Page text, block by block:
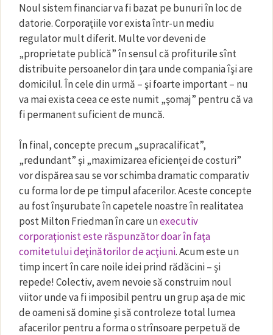
Noul sistem financiar va fi bazat pe bunuri în loc de
datorie. Corporaţiile vor exista într-un mediu
regulator mult diferit. Multe vor deveni de
„proprietate publică” în sensul că profiturile sînt
distribuite persoanelor din ţara unde compania îşi are
domicilul. În cele din urmă – şi foarte important – nu
va mai exista ceea ce este numit „şomaj” pentru că va
fi permanent suficient de muncă.
În final, concepte precum „supracalificat”,
„redundant” şi „maximizarea eficienţei de costuri”
vor dispărea sau se vor schimba dramatic comparativ
cu forma lor de pe timpul afacerilor. Aceste concepte
au fost înşurubate în capetele noastre în realitatea
post Milton Friedman în care unexecutiv
corporaţionist este răspunzător doar în faţa
comitetului deţinătorilor de acţiuni. Acum este un
timp incert în care noile idei prind rădăcini – şi
repede! Colectiv, avem nevoie să construim noul
viitor unde va fi imposibil pentru un grup aşa de mic
de oameni să domine şi să controleze total lumea
afacerilor pentru a forma o strînsoare perpetuă de